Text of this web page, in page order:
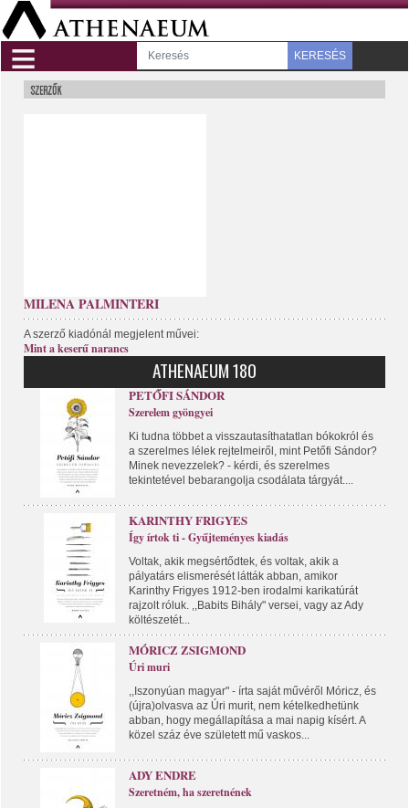
≡ KERESÉS
MILENA PALMINTERI
A szerző kiadónál megjelent művei:
Mint a keserű narancs
ATHENAEUM 180
PETŐFI SÁNDOR
Szerelem gyöngyei
Ki tudna többet a visszautasíthatatlan bókokról és
a szerelmes lélek rejtelmeiről, mint Petőfi Sándor?
Minek nevezzelek? - kérdi, és szerelmes
tekintetével bebarangolja csodálata tárgyát....
KARINTHY FRIGYES
Így írtok ti - Gyűjteményes kiadás
Voltak, akik megsértődtek, és voltak, akik a
pályatárs elismerését látták abban, amikor
Karinthy Frigyes 1912-ben irodalmi karikatúrát
rajzolt róluk. ,,Babits Bihály" versei, vagy az Ady
költészetét...
MÓRICZ ZSIGMOND
Úri muri
,,Iszonyúan magyar" - írta saját művéről Móricz, és
(újra)olvasva az Úri murit, nem kételkedhetünk
abban, hogy megállapítása a mai napig kísért. A
közel száz éve született mű vaskos...
ADY ENDRE
Szeretném, ha szeretnének